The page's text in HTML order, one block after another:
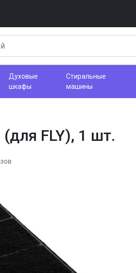
Духовые
шкафы
Стиральные
машины
(для FLY), 1 шт.